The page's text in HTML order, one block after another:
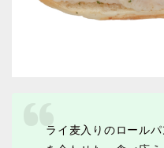
ライ麦入りのロール